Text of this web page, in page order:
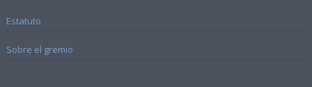
Estatuto
Sobre el gremio